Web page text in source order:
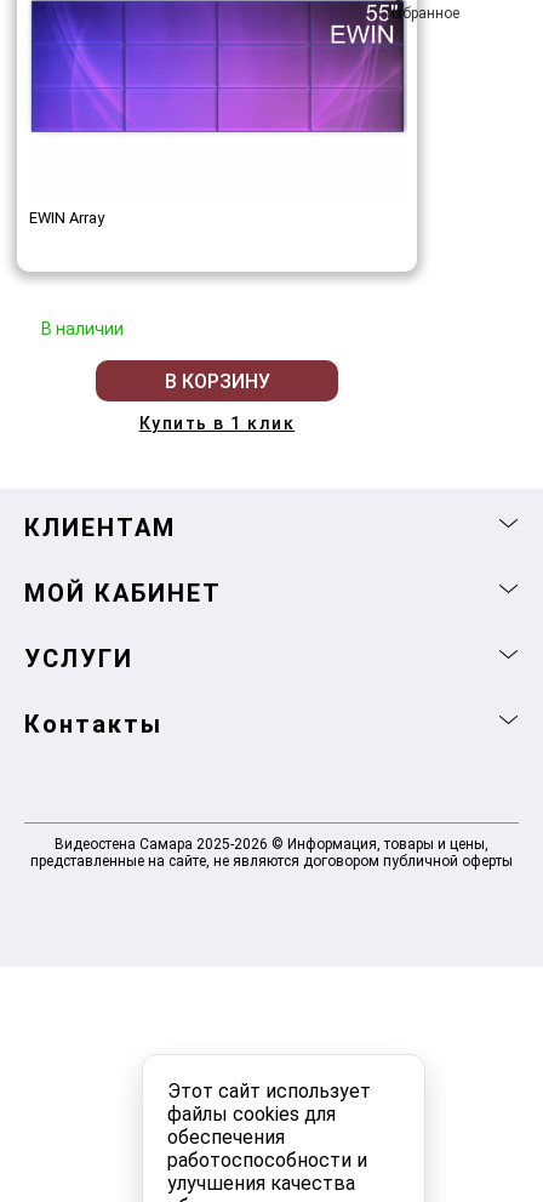
Этот сайт использует
файлы cookies для
обеспечения
работоспособности и
улучшения качества
EWIN Array
В наличии
В КОРЗИНУ
Купить в 1 клик
КЛИЕНТАМ
МОЙ КАБИНЕТ
УСЛУГИ
Контакты
Видеостена Самара 2025-2026 © Информация, товары и цены,
представленные на сайте, не являются договором публичной оферты